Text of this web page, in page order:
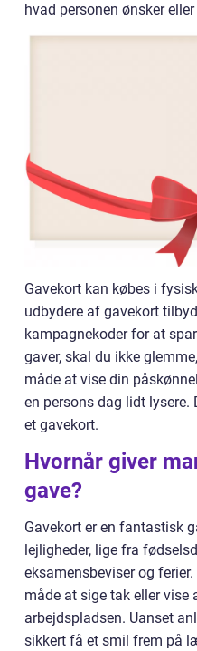
hvad personen ønsker
Gavekort kan købes i
udbydere af gavekort
kampagnekoder for at
gaver, skal du ikke
måde at vise din
en persons dag lidt lysere.
et gavekort.
Hvornår giver
gave?
Gavekort er en fantastisk
lejligheder, lige fra
eksamensbeviser og
måde at sige tak eller vise
arbejdspladsen. Uanset
sikkert få et smil frem på